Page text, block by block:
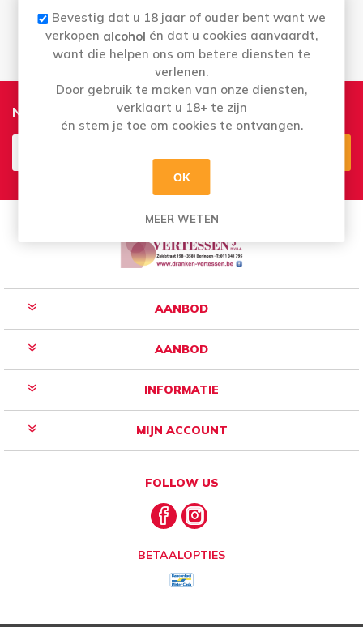
maandag geleverd
Nieuwsbrief
Opzeggen
AANBOD
AANBOD
INFORMATIE
MIJN ACCOUNT
FOLLOW US
BETAALOPTIES
Bevestig dat u 18 jaar of ouder bent want we
verkopen alcohol én dat u cookies aanvaardt,
want die helpen ons om betere diensten te
verlenen.
Door gebruik te maken van onze diensten,
verklaart u 18+ te zijn
én stem je toe om cookies te ontvangen.
OK
MEER WETEN